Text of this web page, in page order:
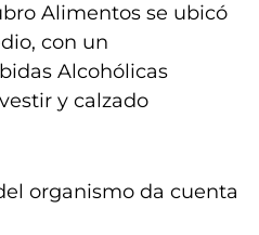
Alimentos se ubicó
con un
Alcohólicas
y calzado
organismo da cuenta